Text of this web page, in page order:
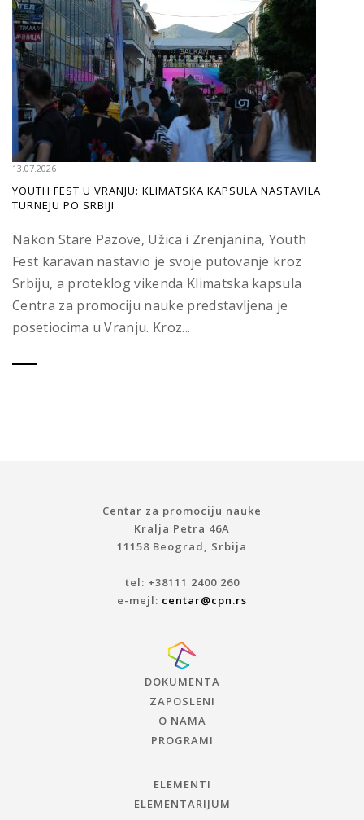
13.07.2026
YOUTH FEST U VRANJU: KLIMATSKA KAPSULA NASTAVILA
TURNEJU PO SRBIJI
Nakon Stare Pazove, Užica i Zrenjanina, Youth
Fest karavan nastavio je svoje putovanje kroz
Srbiju, a proteklog vikenda Klimatska kapsula
Centra za promociju nauke predstavljena je
posetiocima u Vranju. Kroz...
Centar za promociju nauke
Kralja Petra 46A
11158 Beograd, Srbija
tel: +38111 2400 260
e-mejl: centar@cpn.rs
DOKUMENTA
ZAPOSLENI
O NAMA
PROGRAMI
ELEMENTI
ELEMENTARIJUM